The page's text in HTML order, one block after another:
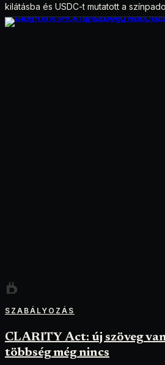
kilátásba és USDC-t mutatott a
dátum és technikai részletek nélkül.
SZABÁLYOZÁS
CLARITY Act: új szöveg
többség még nincs